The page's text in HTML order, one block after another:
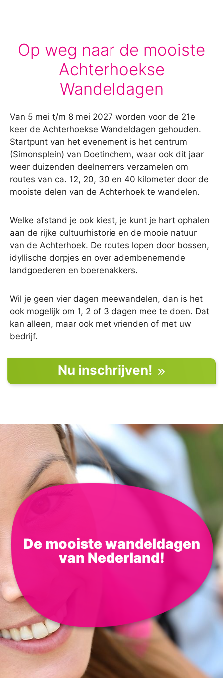
Op weg naar de mooiste
Achterhoekse
Wandeldagen
Van 5 mei t/m 8 mei 2027 worden voor de 21e
keer de Achterhoekse Wandeldagen gehouden.
Startpunt van het evenement is het centrum
(Simonsplein) van Doetinchem, waar ook dit jaar
weer duizenden deelnemers verzamelen om
routes van ca. 12, 20, 30 en 40 kilometer door de
mooiste delen van de Achterhoek te wandelen.
Welke afstand je ook kiest, je kunt je hart ophalen
aan de rijke cultuurhistorie en de mooie natuur
van de Achterhoek. De routes lopen door bossen,
idyllische dorpjes en over adembenemende
landgoederen en boerenakkers.
Wil je geen vier dagen meewandelen, dan is het
ook mogelijk om 1, 2 of 3 dagen mee te doen. Dat
kan alleen, maar ook met vrienden of met uw
bedrijf.
Nu inschrijven!
De mooiste wandeldagen
van Nederland!